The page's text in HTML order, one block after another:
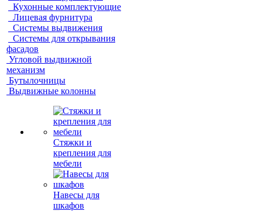
Кухонные комплектующие
Лицевая фурнитура
Системы выдвижения
Системы для открывания
фасадов
Угловой выдвижной
механизм
Бутылочницы
Выдвижные колонны
Стяжки и
крепления для
мебели
Навесы для
шкафов